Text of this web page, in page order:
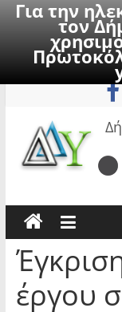
Για την
τον
to
έργου